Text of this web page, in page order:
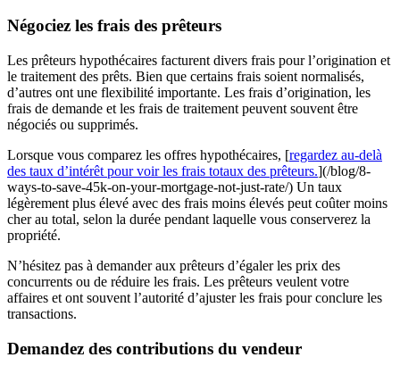
Négociez les frais des prêteurs
Les prêteurs hypothécaires facturent divers frais pour l’origination et
le traitement des prêts. Bien que certains frais soient normalisés,
d’autres ont une flexibilité importante. Les frais d’origination, les
frais de demande et les frais de traitement peuvent souvent être
négociés ou supprimés.
Lorsque vous comparez les offres hypothécaires, [regardez au-delà
des taux d’intérêt pour voir les frais totaux des prêteurs.](/blog/8-
ways-to-save-45k-on-your-mortgage-not-just-rate/) Un taux
légèrement plus élevé avec des frais moins élevés peut coûter moins
cher au total, selon la durée pendant laquelle vous conserverez la
propriété.
N’hésitez pas à demander aux prêteurs d’égaler les prix des
concurrents ou de réduire les frais. Les prêteurs veulent votre
affaires et ont souvent l’autorité d’ajuster les frais pour conclure les
transactions.
Demandez des contributions du vendeur